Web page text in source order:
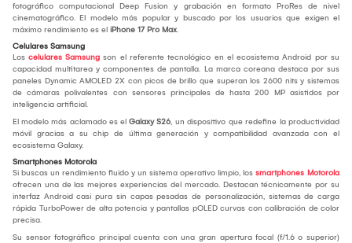
fotográfico computacional Deep Fusion y grabación en formato ProRes de nivel
cinematográfico. El modelo más popular y buscado por los usuarios que exigen el
máximo rendimiento es el iPhone 17 Pro Max.
Celulares Samsung
Los celulares Samsung son el referente tecnológico en el ecosistema Android por su
capacidad multitarea y componentes de pantalla. La marca coreana destaca por sus
paneles Dynamic AMOLED 2X con picos de brillo que superan los 2600 nits y sistemas
de cámaras polivalentes con sensores principales de hasta 200 MP asistidos por
inteligencia artificial.
El modelo más aclamado es el Galaxy S26, un dispositivo que redefine la productividad
móvil gracias a su chip de última generación y compatibilidad avanzada con el
ecosistema Galaxy.
Smartphones Motorola
Si buscas un rendimiento fluido y un sistema operativo limpio, los smartphones Motorola
ofrecen una de las mejores experiencias del mercado. Destacan técnicamente por su
interfaz Android casi pura sin capas pesadas de personalización, sistemas de carga
rápida TurboPower de alta potencia y pantallas pOLED curvas con calibración de color
precisa.
Su sensor fotográfico principal cuenta con una gran apertura focal (f/1.6 o superior)